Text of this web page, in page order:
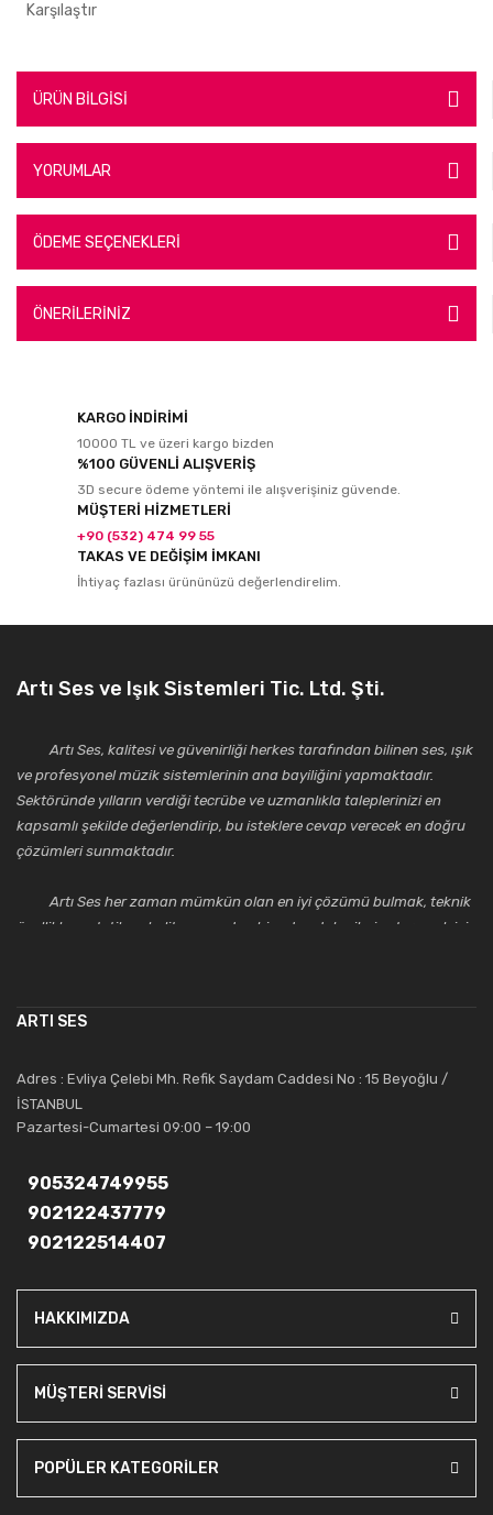
Karşılaştır
ÜRÜN BİLGİSİ
YORUMLAR
ÖDEME SEÇENEKLERİ
ÖNERİLERİNİZ
KARGO İNDİRİMİ
10000 TL ve üzeri kargo bizden
%100 GÜVENLİ ALIŞVERİŞ
3D secure ödeme yöntemi ile alışverişiniz güvende.
MÜŞTERİ HİZMETLERİ
+90 (532) 474 99 55
TAKAS VE DEĞİŞİM İMKANI
İhtiyaç fazlası ürününüzü değerlendirelim.
Artı Ses ve Işık Sistemleri Tic. Ltd. Şti.
Artı Ses, kalitesi ve güvenirliği herkes tarafından bilinen ses, ışık
ve profesyonel müzik sistemlerinin ana bayiliğini yapmaktadır.
Sektöründe yılların verdiği tecrübe ve uzmanlıkla taleplerinizi en
kapsamlı şekilde değerlendirip, bu isteklere cevap verecek en doğru
çözümleri sunmaktadır.
Artı Ses her zaman mümkün olan en iyi çözümü bulmak, teknik
özellikler, estetik ve kalite açısından bir adım daha ileriye taşımak için
saygıdeğer yerini kazanmıştır.
Artı Ses, güler yüzü ve deneyimi ile bu gün ve gelecekte
güvenebileceğiniz bir tercihtir.
ARTI SES
Adres : Evliya Çelebi Mh. Refik Saydam Caddesi No : 15 Beyoğlu /
İSTANBUL
Pazartesi-Cumartesi 09:00 – 19:00
905324749955
902122437779
902122514407
HAKKIMIZDA
MÜŞTERİ SERVİSİ
POPÜLER KATEGORİLER